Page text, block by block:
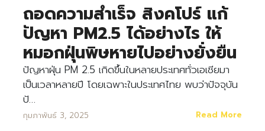
ถอดความสำเร็จ สิงคโปร์ แก้
ปัญหา PM2.5 ได้อย่างไร ให้
หมอกฝุ่นพิษหายไปอย่างยั่งยืน
ปัญหาฝุ่น PM 2.5 เกิดขึ้นในหลายประเทศทั่วเอเชียมา
เป็นเวลาหลายปี โดยเฉพาะในประเทศไทย พบว่าปัจจุบัน
ปั…
กุมภาพันธ์ 3, 2025 Read More